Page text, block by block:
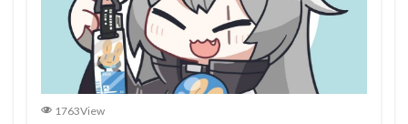
1763View